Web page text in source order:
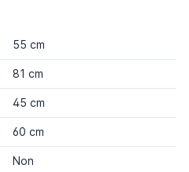
55 cm
81 cm
45 cm
60 cm
Non